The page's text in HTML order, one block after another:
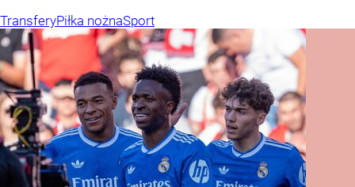
TransferyPiłka nożnaSport